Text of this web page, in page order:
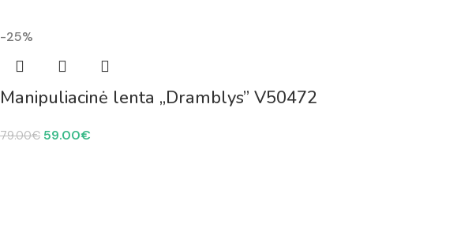
-25%
Manipuliacinė lenta „Dramblys” V50472
79.00€ 59.00€